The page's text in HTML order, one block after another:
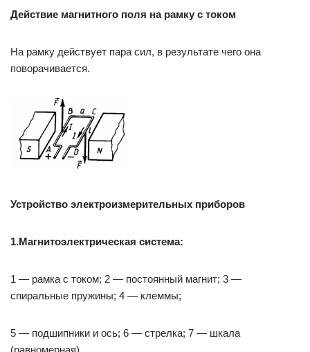
Действие магнитного поля на рамку с током
На рамку действует пара сил, в результате чего она
поворачивается.
Устройство электроизмерительных приборов
1.Магнитоэлектрическая система:
1 — рамка с током; 2 — постоянный магнит; 3 —
спиральные пружины; 4 — клеммы;
5 — подшипники и ось; 6 — стрелка; 7 — шкала
(равномерная)